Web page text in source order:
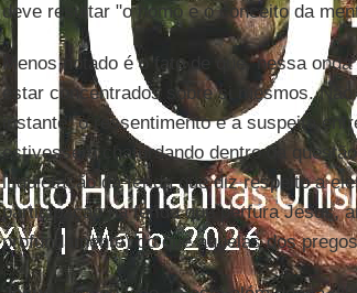
deve resultar "o homo e o conceito da
Menos notado é o fato de que, nessa
estar concentrados sobre si mesmos.
instante: o ressentimento e a suspeita
estivessem chafurdando dentro da
inquietação da ferida que diz respeito a
participação na ferida que perfura Jesus,
profundamente) do que aquelas dos